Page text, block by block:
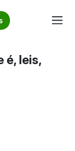
artigos | DOK
brasileiro!
ipva, multas e
é, leis,